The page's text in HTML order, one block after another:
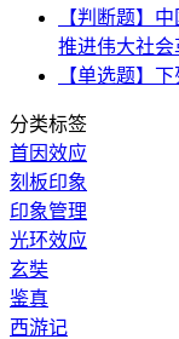
【判断题】
推进伟大社会
【单选题】
分类标签
首因效应
刻板印象
印象管理
光环效应
玄奘
鉴真
西游记